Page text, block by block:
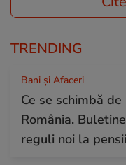
TRENDING
Bani și Afaceri
Ce se schimbă
România.
reguli noi la